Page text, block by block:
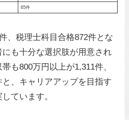
65件
、税理士科目合格872件とな
も十分な選択肢が用意され
も800万円以上が1,311件、
、キャリアアップを目指す
ています。